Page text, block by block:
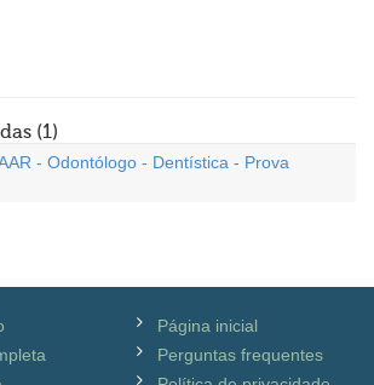
(1)
- Odontólogo - Dentística - Prova
Página inicial
Perguntas frequentes